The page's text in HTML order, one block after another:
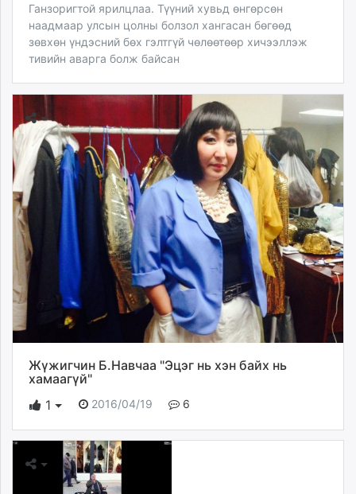
Ганзоригтой ярилцлаа. Түүний хувьд өнгөрсөн
наадмаар улсын цолны болзол хангасан бөгөөд
зөвхөн үндэсний бөх гэлтгүй чөлөөтөөр хичээллэж
тивийн аварга болж байсан
Жүжигчин Б.Навчаа "Эцэг нь хэн байх нь
хамаагүй"
1
2016/04/19 6